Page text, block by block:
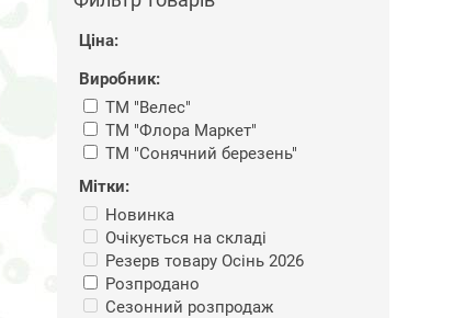
Ціна:
Виробник:
ТМ "Велес"
ТМ "Флора Маркет"
ТМ "Сонячний березень"
Мітки:
Новинка
Очікується на складі
Резерв товару Осінь 2026
Розпродано
Сезонний розпродаж